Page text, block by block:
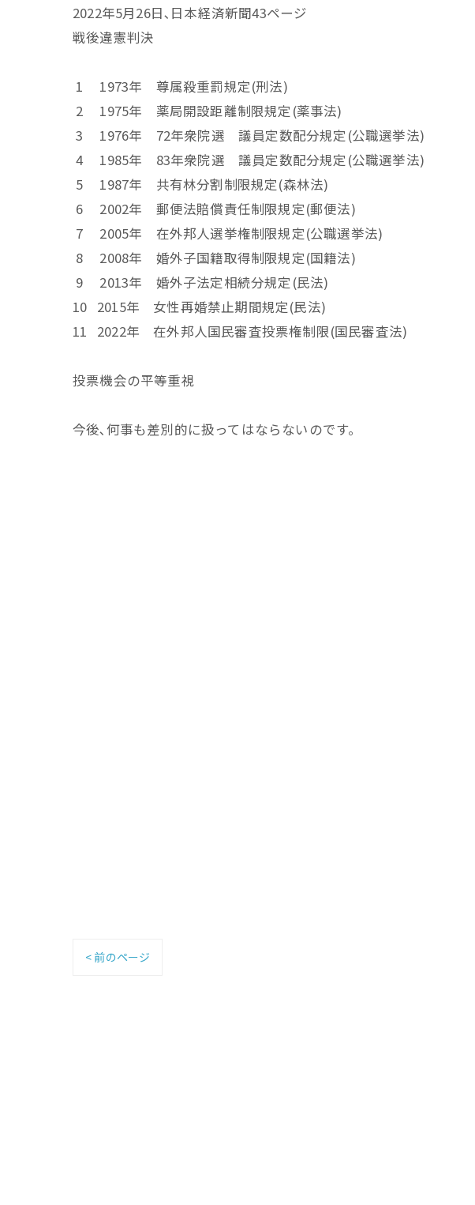
2022年5月26日､日本経済新聞43ページ
戦後違憲判決
1 1973年 尊属殺重罰規定(刑法)
2 1975年 薬局開設距離制限規定(薬事法)
3 1976年 72年衆院選 議員定数配分規定(公職選挙法)
4 1985年 83年衆院選 議員定数配分規定(公職選挙法)
5 1987年 共有林分割制限規定(森林法)
6 2002年 郵便法賠償責任制限規定(郵便法)
7 2005年 在外邦人選挙権制限規定(公職選挙法)
8 2008年 婚外子国籍取得制限規定(国籍法)
9 2013年 婚外子法定相続分規定(民法)
10 2015年 女性再婚禁止期間規定(民法)
11 2022年 在外邦人国民審査投票権制限(国民審査法)
投票機会の平等重視
今後､何事も差別的に扱ってはならないのです。
< 前のページ